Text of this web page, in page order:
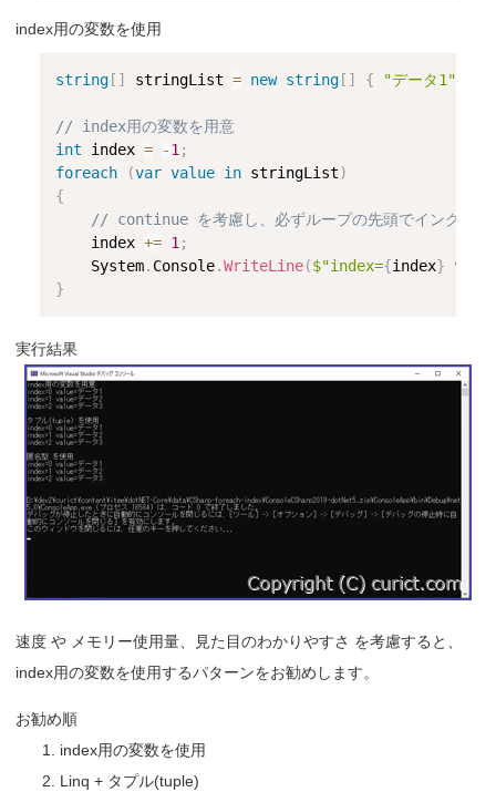
index用の変数を使用
string [ ] stringList = new string [ ] { "データ1"
// index用の変数を用意
int index = -1 ;
foreach
(var value in stringList)
{
// continue を考慮し、必ずループの先頭でインクリメ
    index
+= 1 ;
    System
. Console.WriteLine($"index={index}
}
実行結果
速度 や メモリー使用量、見た目のわかりやすさ を考慮すると、
index用の変数を使用するパターンをお勧めします。
お勧め順
index用の変数を使用
Linq + タプル(tuple)